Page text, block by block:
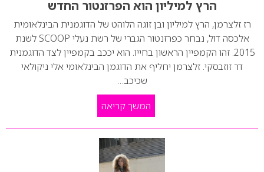
הרץ למיליון הוא הפרזנטור החדש
רז זלצרמן, הרץ למיליון ובן זוגה הלוהט של הדוגמנית הבינלאומית
אלכסה דול, נבחר כפרזנטור הגברי של רשת נעלי SCOOP לשנת
2015. זהו הקמפיין הראשון בחייו. הוא יככב בקמפיין לצד הדוגמנית
דר זוזבסקי. זלצרמן יחליף את הדוגמן הבינלאומי אלי ניקולאי
שכיכב…
המשך קריאה